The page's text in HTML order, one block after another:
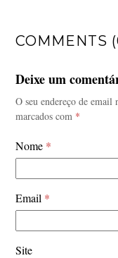
COMMENTS
Deixe um
O seu endereço de email
marcados com *
Nome *
Email *
Site